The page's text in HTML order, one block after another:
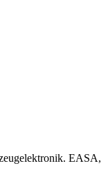
EASA,